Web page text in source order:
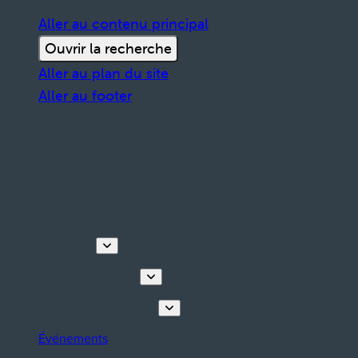
Aller au contenu principal
Ouvrir la recherche
Aller au plan du site
Aller au footer
Événements